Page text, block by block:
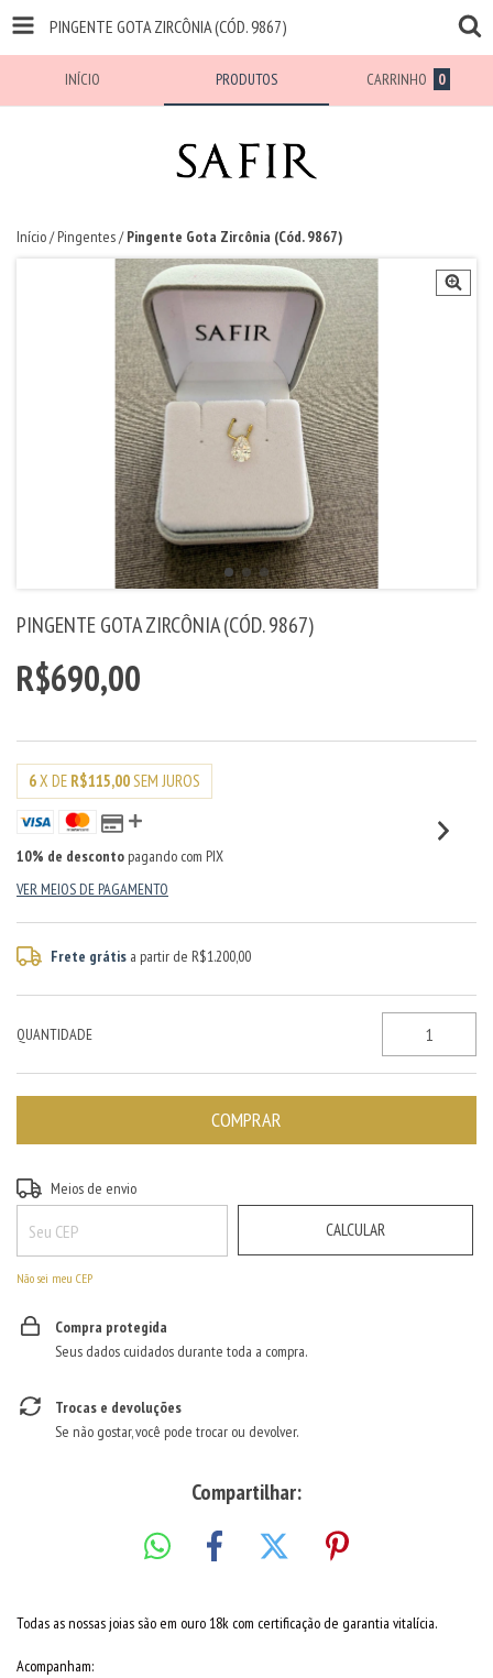
PINGENTE GOTA ZIRCÔNIA (CÓD. 9867)
INÍCIO PRODUTOS CARRINHO 0
Início/ Pingentes/ Pingente Gota Zircônia (Cód. 9867)
PINGENTE GOTA ZIRCÔNIA (CÓD. 9867)
R$690,00
6X DE R$115,00SEM JUROS
10% de desconto pagando com PIX
VER MEIOS DE PAGAMENTO
Frete grátis a partir de R$1.200,00
QUANTIDADE
Entregas para o CEP:
Meios de envio
CALCULAR
Não sei meu CEP
Compra protegida
Seus dados cuidados durante toda a compra.
Trocas e devoluções
Se não gostar, você pode trocar ou devolver.
Compartilhar:
Todas as nossas joias são em ouro 18k com certificação de garantia vitalícia.
Acompanham: